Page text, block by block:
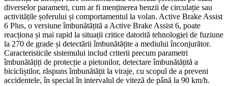
diverselor parametri, cum ar fi menținerea benzii de circulație sau
activitățile șoferului și comportamentul la volan. Active Brake Assist
6 Plus, o versiune îmbunătățită a Active Brake Assist 6, poate
reacționa și mai rapid la situații critice datorită tehnologiei de fuziune
la 270 de grade și detectării îmbunătățite a mediului înconjurător.
Caracteristicile sistemului includ criterii precum parametri
îmbunătățiți de protecție a pietonilor, detectare îmbunătățită a
bicicliștilor, răspuns îmbunătățit la viraje, cu scopul de a preveni
accidentele, în special în intervalul de viteză de până la 90 km/h.